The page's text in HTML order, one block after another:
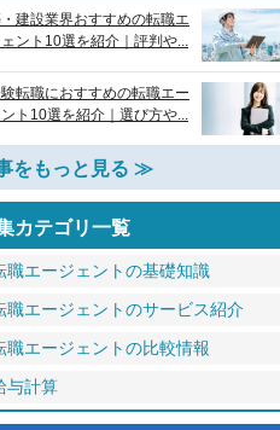
建設業界おすすめの転職エ
ント10選を紹介｜評判や...
転職におすすめの転職エー
ト10選を紹介｜選び方や...
をもっと見る ≫
カテゴリ一覧
職エージェントの基礎知識
職エージェントのサービス紹介
職エージェントの比較情報
与計算